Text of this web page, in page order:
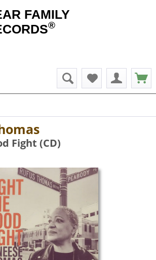
FAMILY
®
Fight (CD)